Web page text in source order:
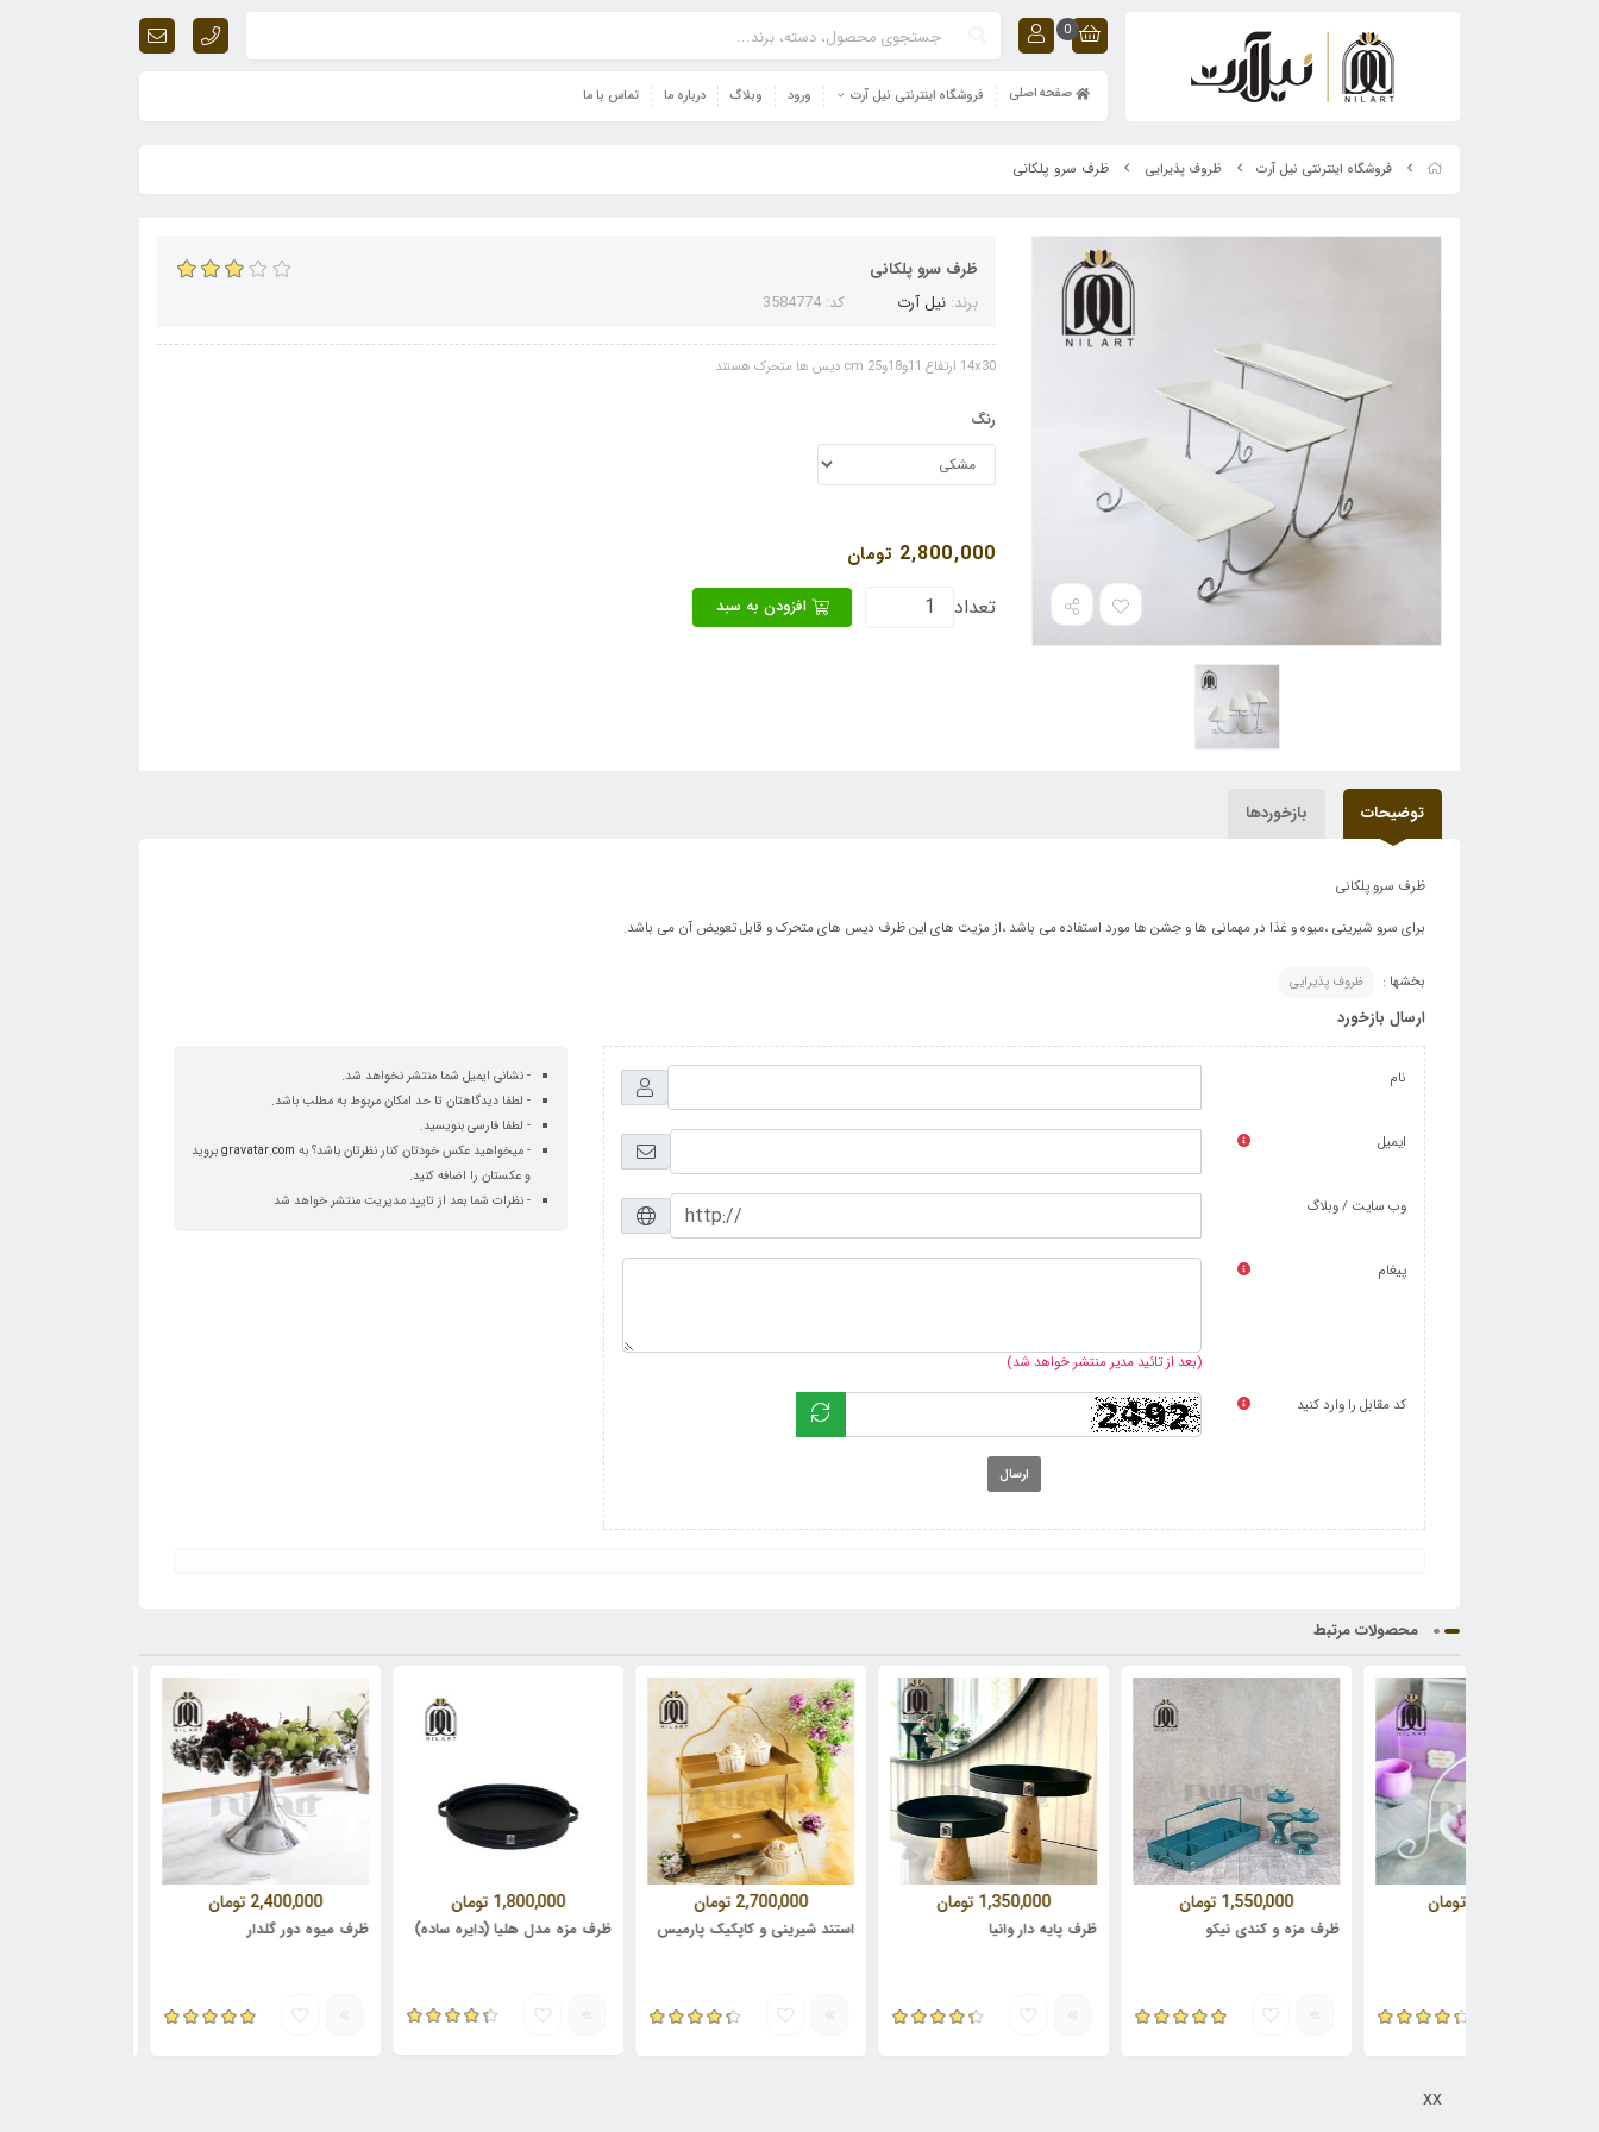
0
صفحه اصلی فروشگاه اینترنتی نیل آرت ورود وبلاگ درباره ما تماس با ما
فروشگاه اینترنتی نیل آرت ظروف پذیرایی ظرف سرو پلکانی
ظرف سرو پلکانی
برند: نیل آرت کد: 3584774
14x30 ارتفاع 11و18و25 cm دیس ها متحرک هستند.
رنگ
2,800,000 تومان
تعداد افزودن به سبد
توضیحات بازخوردها
ظرف سرو پلکانی
برای سرو شیرینی ،میوه و غذا در مهمانی ها و جشن ها مورد استفاده می باشد ،از مزیت های این ظرف دیس های متحرک و قابل تعویض آن می باشد.
بخشها : ظروف پذیرایی
ارسال بازخورد
نام
ایمیل
وب سایت / وبلاگ
پیغام
(بعد از تائید مدیر منتشر خواهد شد)
کد مقابل را وارد کنید
ارسال
- نشانی ایمیل شما منتشر نخواهد شد.
- لطفا دیدگاهتان تا حد امکان مربوط به مطلب باشد.
- لطفا فارسی بنویسید.
- میخواهید عکس خودتان کنار نظرتان باشد؟ به gravatar.comبروید
و عکستان را اضافه کنید.
- نظرات شما بعد از تایید مدیریت منتشر خواهد شد
محصولات مرتبط
1,550,000تومان
ظرف مزه و کندی نیکو
1,350,000تومان
ظرف پایه دار وانیا
2,700,000تومان
استند شیرینی و کاپکیک پارمیس
1,800,000تومان
ظرف مزه مدل هلیا (دایره ساده)
2,400,000تومان
ظرف میوه دور گلدار
xx